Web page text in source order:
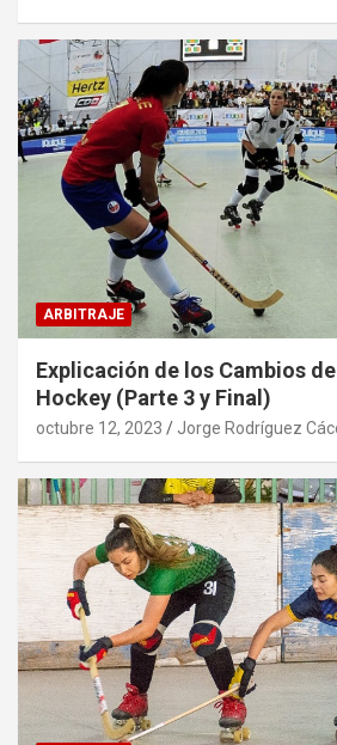
ARBITRAJE
Explicación de los Cambios de
Hockey (Parte 3 y Final)
octubre 12, 2023 Jorge Rodríguez